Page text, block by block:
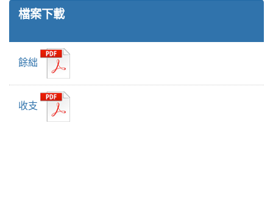
檔案下載
餘絀
收支